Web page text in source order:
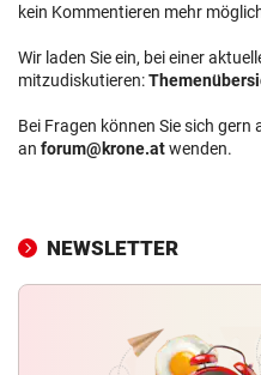
kein Kommentieren mehr
Wir laden Sie ein, bei einer
mitzudiskutieren:
Bei Fragen können Sie sich
an forum@krone.atwenden.
NEWSLETTER